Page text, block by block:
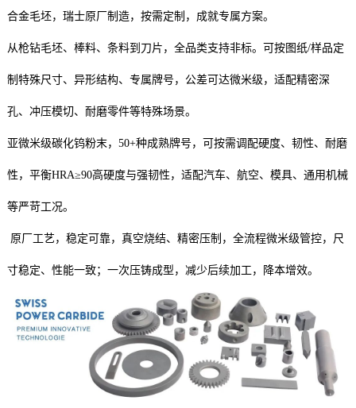
合金毛坯，瑞士原厂制造，按需定制，成就专属方案。
从枪钻毛坯、棒料、条料到刀片，全品类支持非标。可按图纸/样品定
制特殊尺寸、异形结构、专属牌号，公差可达微米级，适配精密深
孔、冲压模切、耐磨零件等特殊场景。
亚微米级碳化钨粉末，50+种成熟牌号，可按需调配硬度、韧性、耐磨
性，平衡HRA≥90高硬度与强韧性，适配汽车、航空、模具、通用机械
等严苛工况。
原厂工艺，稳定可靠，真空烧结、精密压制，全流程微米级管控，尺
寸稳定、性能一致；一次压铸成型，减少后续加工，降本增效。